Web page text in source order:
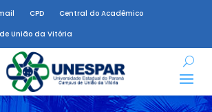
CPD
Central do Acadêmico
de União da Vitória